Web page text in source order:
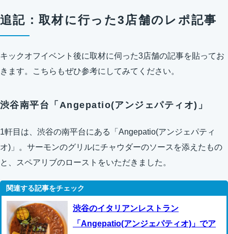
追記：取材に行った3店舗のレポ記事
キックオフイベント後に取材に伺った3店舗の記事を貼ってお
きます。こちらもぜひ参考にしてみてください。
渋谷南平台「Angepatio(アンジェパティオ)」
1軒目は、渋谷の南平台にある「Angepatio(アンジェパティ
オ)」。サーモンのグリルにチャウダーのソースを添えたもの
と、スペアリブのローストをいただきました。
渋谷のイタリアンレストラン
「Angepatio(アンジェパティオ)」でア